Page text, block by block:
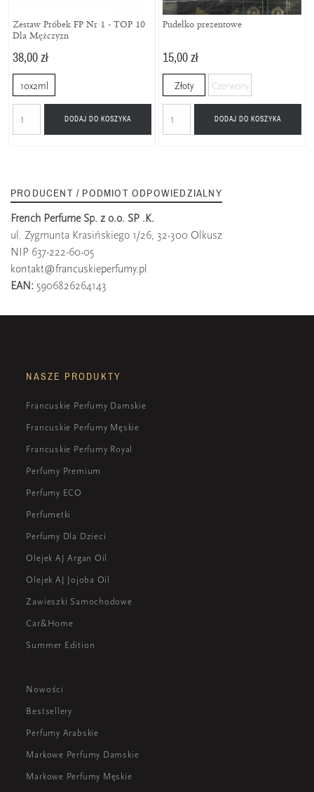
Zestaw Próbek FP Nr 1 - TOP 10
Dla Mężczyzn
38,00 zł
10x2ml
DODAJ DO KOSZYKA
Pudełko prezentowe
15,00 zł
Złoty Czerwony
DODAJ DO KOSZYKA
PRODUCENT / PODMIOT ODPOWIEDZIALNY
French Perfume Sp. z o.o. SP .K.
ul. Zygmunta Krasińskiego 1/26, 32-300 Olkusz
NIP 637-222-60-05
kontakt@francuskieperfumy.pl
EAN: 5906826264143
NASZE PRODUKTY
Francuskie Perfumy Damskie
Francuskie Perfumy Męskie
Francuskie Perfumy Royal
Perfumy Premium
Perfumy ECO
Perfumetki
Perfumy Dla Dzieci
Olejek AJ Argan Oil
Olejek AJ Jojoba Oil
Zawieszki Samochodowe
Car&Home
Summer Edition
Nowości
Bestsellery
Perfumy Arabskie
Markowe Perfumy Damskie
Markowe Perfumy Męskie